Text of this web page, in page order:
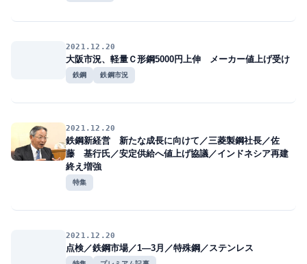
2021.12.20
大阪市況、軽量Ｃ形鋼5000円上伸 メーカー値上げ受け
鉄鋼 鉄鋼市況
2021.12.20
鉄鋼新経営 新たな成長に向けて／三菱製鋼社長／佐
藤 基行氏／安定供給へ値上げ協議／インドネシア再建
終え増強
特集
2021.12.20
点検／鉄鋼市場／1―3月／特殊鋼／ステンレス